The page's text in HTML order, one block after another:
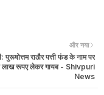
और नया
पुरूषोत्तम राठौर पत्ती फंड के नाम पर
लाख रूपए लेकर गायब - Shivpuri
News